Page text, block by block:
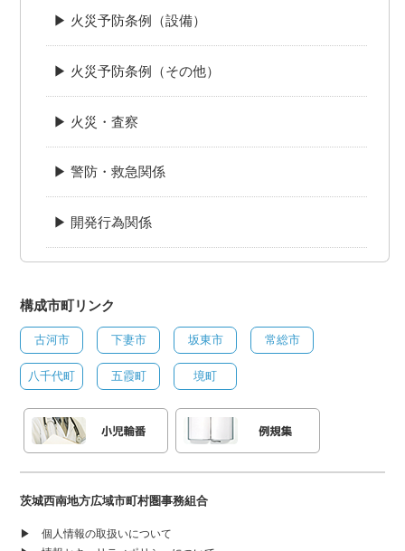
▶ 火災予防条例（設備）
▶ 火災予防条例（その他）
▶ 火災・査察
▶ 警防・救急関係
▶ 開発行為関係
構成市町リンク
古河市 下妻市 坂東市 常総市
八千代町 五霞町 境町
茨城西南地方広域市町村圏事務組合
▶個人情報の取扱いについて